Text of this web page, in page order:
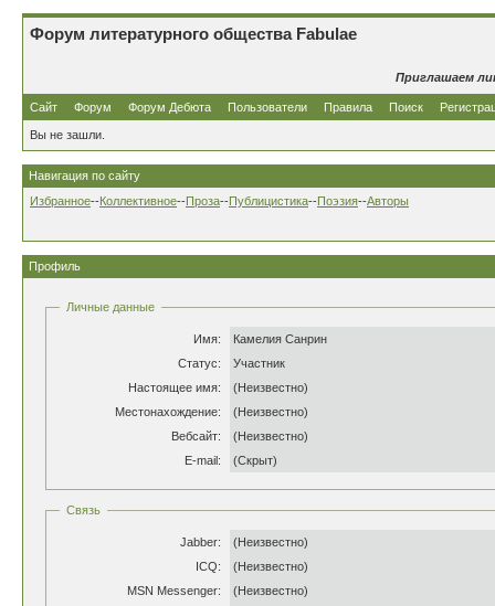
Форум литературного общества Fabulae
Приглашаем
Сайт Форум Форум Дебюта Пользователи Правила Поиск
Вы не зашли.
Навигация по сайту
Избранное--Коллективное--Проза--Публицистика--Поэзия--Авторы
Профиль
Личные данные
Имя:
Камелия Санрин
Статус:
Участник
Настоящее имя:
(Неизвестно)
Местонахождение:
(Неизвестно)
Вебсайт:
(Неизвестно)
E-mail:
(Скрыт)
Связь
Jabber:
(Неизвестно)
ICQ:
(Неизвестно)
MSN Messenger:
(Неизвестно)